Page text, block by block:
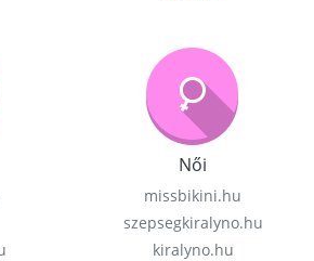
Női
missbikini.hu
szepsegkiralyno.hu
kiralyno.hu